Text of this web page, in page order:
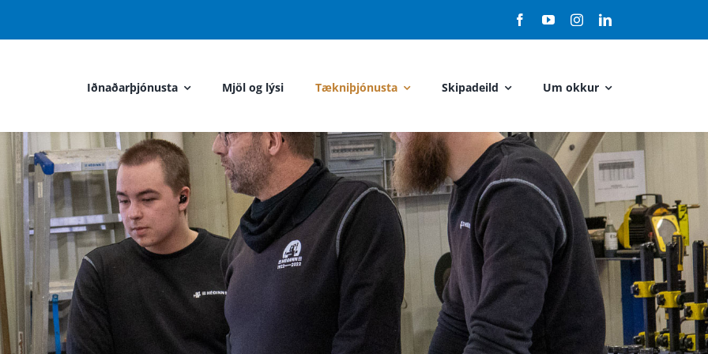
Iðnaðarþjónusta Mjöl og lýsi Tækniþjónusta Skipadeild Um okkur